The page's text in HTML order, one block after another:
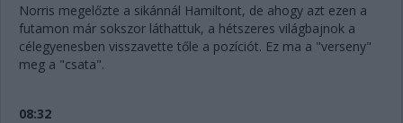
Norris megelőzte a sikánnál Hamiltont, de ahogy azt ezen a
futamon már sokszor láthattuk, a hétszeres világbajnok a
célegyenesben visszavette tőle a pozíciót. Ez ma a "verseny"
meg a "csata".
08:32